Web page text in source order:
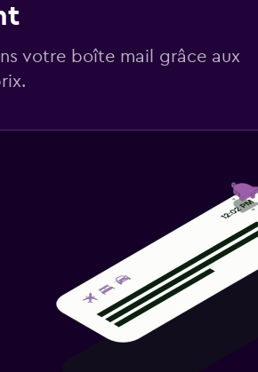
votre boîte mail grâce aux